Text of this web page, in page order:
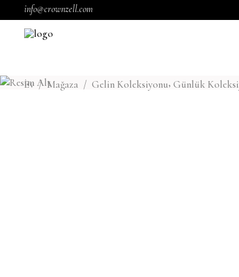
info@crownzell.com
Ev/Mağaza / Gelin Koleksiyonu, Günlük